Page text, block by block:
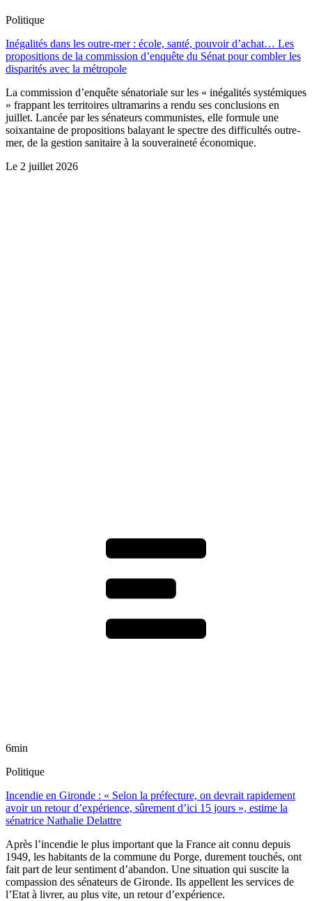
Politique
Inégalités dans les outre-mer : école, santé, pouvoir d’achat… Les
propositions de la commission d’enquête du Sénat pour combler les
disparités avec la métropole
La commission d’enquête sénatoriale sur les « inégalités systémiques
» frappant les territoires ultramarins a rendu ses conclusions en
juillet. Lancée par les sénateurs communistes, elle formule une
soixantaine de propositions balayant le spectre des difficultés outre-
mer, de la gestion sanitaire à la souveraineté économique.
Le 2 juillet 2026
6min
Politique
Incendie en Gironde : « Selon la préfecture, on devrait rapidement
avoir un retour d’expérience, sûrement d’ici 15 jours », estime la
sénatrice Nathalie Delattre
Après l’incendie le plus important que la France ait connu depuis
1949, les habitants de la commune du Porge, durement touchés, ont
fait part de leur sentiment d’abandon. Une situation qui suscite la
compassion des sénateurs de Gironde. Ils appellent les services de
l’Etat à livrer, au plus vite, un retour d’expérience.